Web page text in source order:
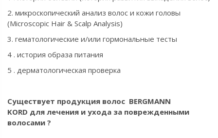
2. микроскопический анализ волос и кожи головы
(Microscopic Hair & Scalp Analysis)
3. гематологические и/или гормональные тесты
4 . история образа питания
5 . дерматологическая проверка
Существует продукция волос BERGMANN
KORD для лечения и ухода за поврежденными
волосами ?